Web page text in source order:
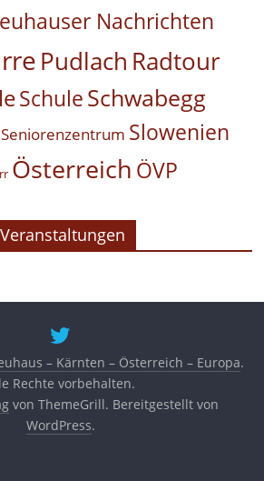
Nachrichten
Pudlach Radtour
SchuleSchwabegg
Seniorenzentrum Slowenien
Österreich ÖVP
– Kärnten – Österreich – Europa.
Rechte vorbehalten.
von ThemeGrill. Bereitgestellt von
WordPress.